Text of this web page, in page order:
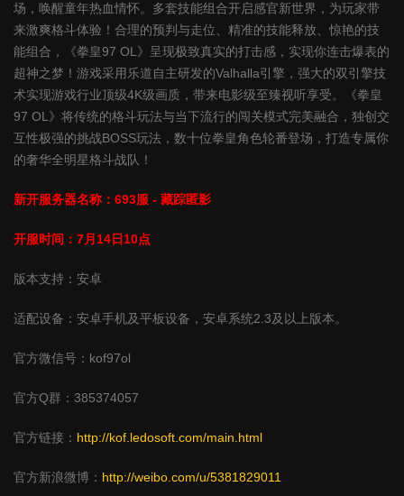
场，唤醒童年热血情怀。多套技能组合开启感官新世界，为玩家带
来激爽格斗体验！合理的预判与走位、精准的技能释放、惊艳的技
能组合，《拳皇97 OL》呈现极致真实的打击感，实现你连击爆表的
超神之梦！游戏采用乐道自主研发的Valhalla引擎，强大的双引擎技
术实现游戏行业顶级4K级画质，带来电影级至臻视听享受。《拳皇
97 OL》将传统的格斗玩法与当下流行的闯关模式完美融合，独创交
互性极强的挑战BOSS玩法，数十位拳皇角色轮番登场，打造专属你
的奢华全明星格斗战队！
新开服务器名称：693服 - 藏踪匿影
开服时间：7月14日10点
版本支持：安卓
适配设备：安卓手机及平板设备，安卓系统2.3及以上版本。
官方微信号：kof97ol
官方Q群：385374057
官方链接： http://kof.ledosoft.com/main.html
官方新浪微博： http://weibo.com/u/5381829011